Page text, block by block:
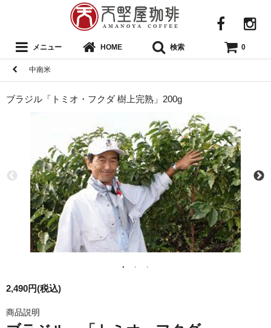
メニュー HOME 検索 0
中南米
ブラジル「トミオ・フクダ 樹上完熟」200g
2,490円(税込)
商品説明